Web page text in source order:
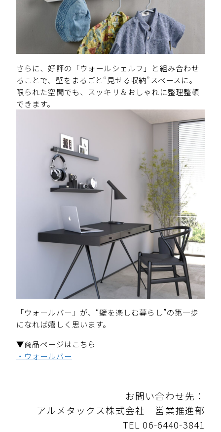
さらに、好評の「ウォールシェルフ」と組み合わせ
ることで、壁をまるごと“見せる収納”スペースに。
限られた空間でも、スッキリ＆おしゃれに整理整頓
できます。
「ウォールバー」が、“壁を楽しむ暮らし”の第一歩
になれば嬉しく思います。
▼商品ページはこちら
・ウォールバー
お問い合わせ先：
アルメタックス株式会社 営業推進部
TEL 06-6440-3841